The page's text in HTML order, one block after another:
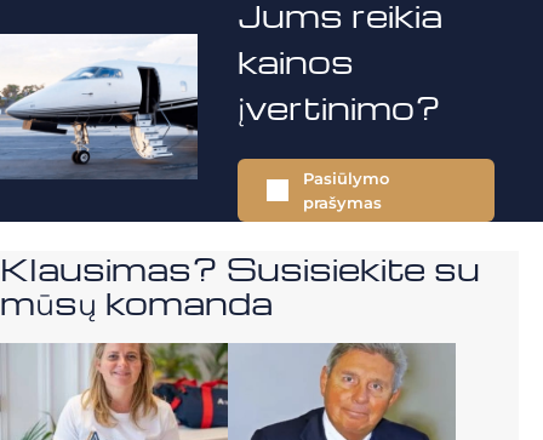
Jums reikia
kainos
įvertinimo?
Pasiūlymo
prašymas
Klausimas? Susisiekite su
mūsų komanda